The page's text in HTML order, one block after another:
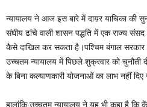
न्यायालय ने आज इस बारे में दाय़र याचिका की
संघीय ढांचे वाली शासन पद्धति में एक राज्य
कैसे दाखिल कर सकता है।पश्चिम बंगाल
उच्चतम न्यायालय में पिछले शुक्रवार को
के बिना कल्याणकारी योजनाओं का लाभ नहीं दिए
हालांकि उच्चतम न्यायालय ने यह भी कहा है कि